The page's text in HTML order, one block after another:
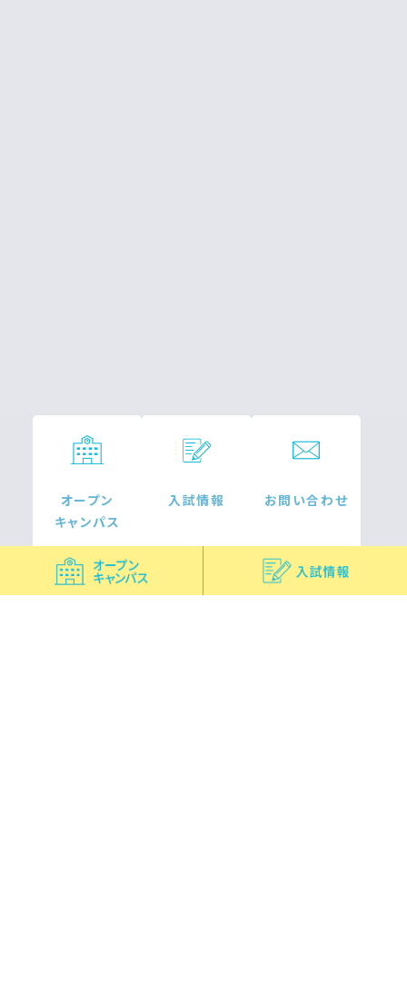
オープン
キャンパス
入試情報 お問い合わせ
各校サイトへ